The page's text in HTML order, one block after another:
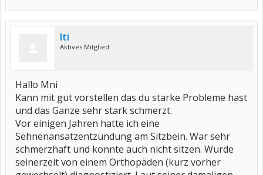
Iti
Aktives Mitglied
Hallo Mni
Kann mit gut vorstellen das du starke Probleme hast
und das Ganze sehr stark schmerzt.
Vor einigen Jahren hatte ich eine
Sehnenansatzentzündung am Sitzbein. War sehr
schmerzhaft und konnte auch nicht sitzen. Wurde
seinerzeit von einem Orthopäden (kurz vorher